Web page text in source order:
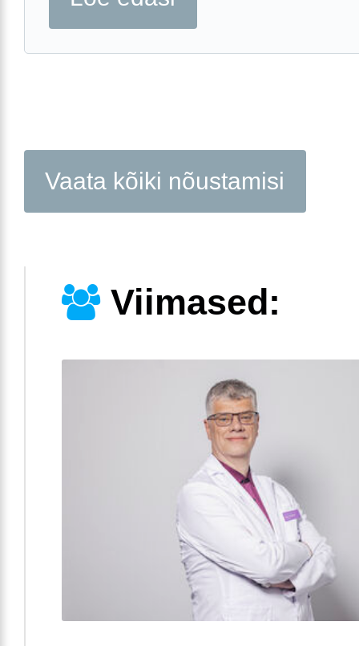
Vaata kõiki nõustamisi
Viimased: